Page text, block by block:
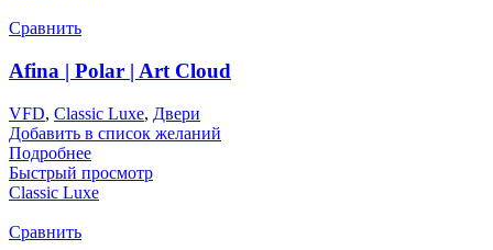
Сравнить
Afina | Polar | Art Cloud
VFD, Classic Luxe, Двери
Добавить в список желаний
Подробнее
Быстрый просмотр
Classic Luxe
Сравнить